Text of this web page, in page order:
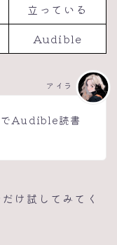
立っている
Audible
でAudible読書
アイラ
け試してみてく